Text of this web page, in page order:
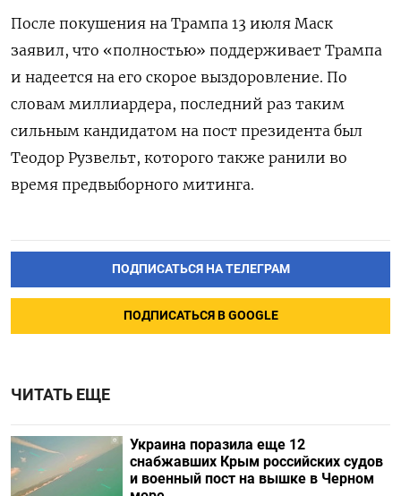
После покушения на Трампа 13 июля Маск
заявил, что «полностью» поддерживает Трампа
и надеется на его скорое выздоровление. По
словам миллиардера, последний раз таким
сильным кандидатом на пост президента был
Теодор Рузвельт, которого также ранили во
время предвыборного митинга.
ПОДПИСАТЬСЯ НА ТЕЛЕГРАМ
ПОДПИСАТЬСЯ В GOOGLE
ЧИТАТЬ ЕЩЕ
Украина поразила еще 12
снабжавших Крым российских судов
и военный пост на вышке в Черном